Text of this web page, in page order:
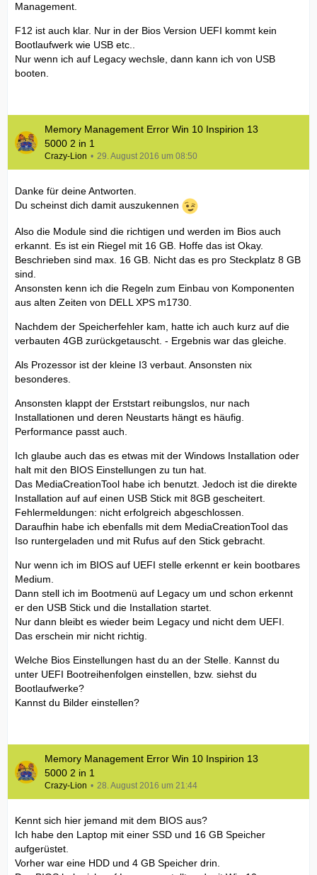
Management.
F12 ist auch klar. Nur in der Bios Version UEFI kommt kein
Bootlaufwerk wie USB etc..
Nur wenn ich auf Legacy wechsle, dann kann ich von USB
booten.
Memory Management Error Win 10 Inspirion 13
5000 2 in 1
Crazy-Lion 29. August 2016 um 08:50
Danke für deine Antworten.
Du scheinst dich damit auszukennen
Also die Module sind die richtigen und werden im Bios auch
erkannt. Es ist ein Riegel mit 16 GB. Hoffe das ist Okay.
Beschrieben sind max. 16 GB. Nicht das es pro Steckplatz 8 GB
sind.
Ansonsten kenn ich die Regeln zum Einbau von Komponenten
aus alten Zeiten von DELL XPS m1730.
Nachdem der Speicherfehler kam, hatte ich auch kurz auf die
verbauten 4GB zurückgetauscht. - Ergebnis war das gleiche.
Als Prozessor ist der kleine I3 verbaut. Ansonsten nix
besonderes.
Ansonsten klappt der Erststart reibungslos, nur nach
Installationen und deren Neustarts hängt es häufig.
Performance passt auch.
Ich glaube auch das es etwas mit der Windows Installation oder
halt mit den BIOS Einstellungen zu tun hat.
Das MediaCreationTool habe ich benutzt. Jedoch ist die direkte
Installation auf auf einen USB Stick mit 8GB gescheitert.
Fehlermeldungen: nicht erfolgreich abgeschlossen.
Daraufhin habe ich ebenfalls mit dem MediaCreationTool das
Iso runtergeladen und mit Rufus auf den Stick gebracht.
Nur wenn ich im BIOS auf UEFI stelle erkennt er kein bootbares
Medium.
Dann stell ich im Bootmenü auf Legacy um und schon erkennt
er den USB Stick und die Installation startet.
Nur dann bleibt es wieder beim Legacy und nicht dem UEFI.
Das erschein mir nicht richtig.
Welche Bios Einstellungen hast du an der Stelle. Kannst du
unter UEFI Bootreihenfolgen einstellen, bzw. siehst du
Bootlaufwerke?
Kannst du Bilder einstellen?
Memory Management Error Win 10 Inspirion 13
5000 2 in 1
Crazy-Lion 28. August 2016 um 21:44
Kennt sich hier jemand mit dem BIOS aus?
Ich habe den Laptop mit einer SSD und 16 GB Speicher
aufgerüstet.
Vorher war eine HDD und 4 GB Speicher drin.